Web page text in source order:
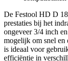
De Festool HD D
prestaties bij het
ongeveer 3/4 inch
mogelijk om snel en
is ideaal voor
efficiëntie in